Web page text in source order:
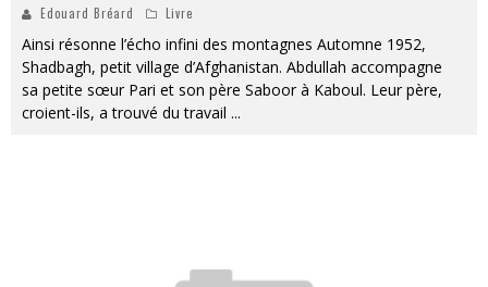
Edouard Bréard Livre
Ainsi résonne l’écho infini des montagnes Automne 1952,
Shadbagh, petit village d’Afghanistan. Abdullah accompagne
sa petite sœur Pari et son père Saboor à Kaboul. Leur père,
croient-ils, a trouvé du travail ...